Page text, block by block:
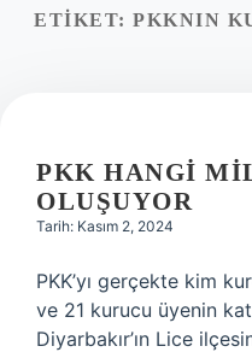
Yasal Uyarı
ETIKET: PKKNIN
PKK HANGI
OLUŞUYOR
Tarih: Kasım 2, 2024
PKK’yı gerçekte kim
ve 21 kurucu üyenin
Diyarbakır’ın Lice